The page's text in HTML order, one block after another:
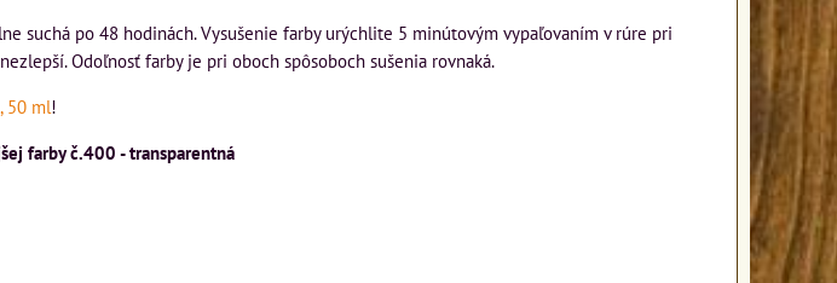
suchá po 48 hodinách. Vysušenie farby urýchlite 5 minútovým vypaľovaním v rúre pri
Odoľnosť farby je pri oboch spôsoboch sušenia rovnaká.
50 ml!
farby č.400 - transparentná